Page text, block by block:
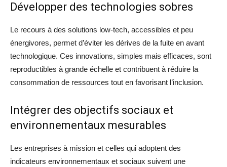
Développer des technologies sobres
Le recours à des solutions low-tech, accessibles et peu
énergivores, permet d’éviter les dérives de la fuite en avant
technologique. Ces innovations, simples mais efficaces, sont
reproductibles à grande échelle et contribuent à réduire la
consommation de ressources tout en favorisant l’inclusion.
Intégrer des objectifs sociaux et
environnementaux mesurables
Les entreprises à mission et celles qui adoptent des
indicateurs environnementaux et sociaux suivent une